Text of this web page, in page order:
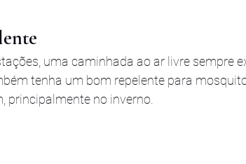
uma caminhada ao ar livre sempre
tenha um bom repelente para
principalmente no inverno.